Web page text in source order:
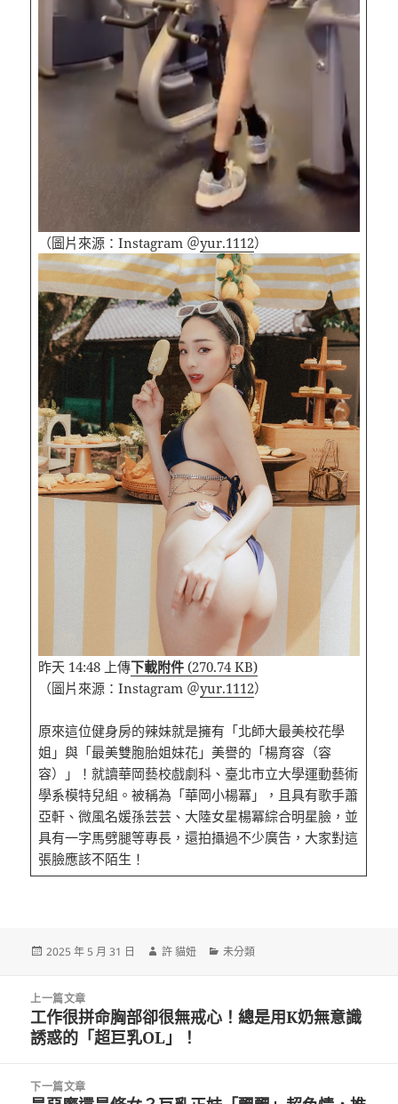
（圖片來源：Instagram ＠yur.1112）
昨天 14:48 上傳下載附件(270.74 KB)
（圖片來源：Instagram ＠yur.1112）
原來這位健身房的辣妹就是擁有「北師大最美校花學
姐」與「最美雙胞胎姐妹花」美譽的「楊育容（容
容）」！就讀華岡藝校戲劇科、臺北市立大學運動藝術
學系模特兒組。被稱為「華岡小楊冪」，且具有歌手蕭
亞軒、微風名媛孫芸芸、大陸女星楊冪綜合明星臉，並
具有一字馬劈腿等專長，還拍攝過不少廣告，大家對這
張臉應該不陌生！
發
期:
2025 年 5 月 31 日
作
許 貓妞
分
未分類
上一篇文章
上
一
文
工作很拼命胸部卻很無戒心！總是用K奶無意識
誘惑的「超巨乳OL」！
下一篇文章